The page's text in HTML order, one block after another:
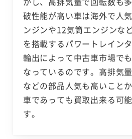
破性能が高い車は海外で人
ンジンや12気筒エンジンな
を搭載するパワートレイン
輸出によって中古車市場で
なっているのです。高排気
などの部品人気も高いこと
車であっても買取出来る可
す。